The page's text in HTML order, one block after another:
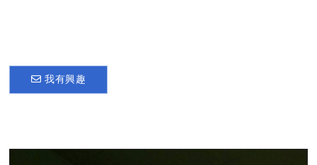
我有興趣